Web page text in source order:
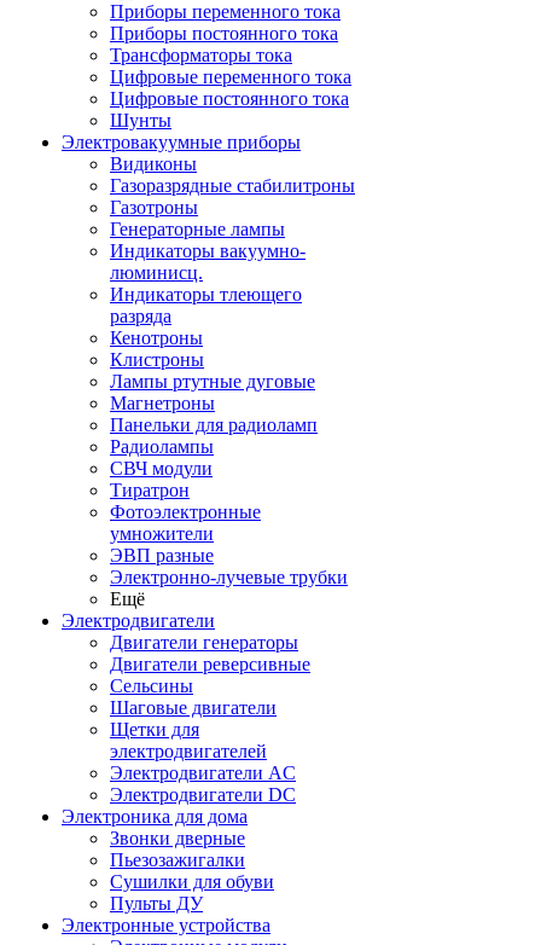
Приборы переменного тока
Приборы постоянного тока
Трансформаторы тока
Цифровые переменного тока
Цифровые постоянного тока
Шунты
Электровакуумные приборы
Видиконы
Газоразрядные стабилитроны
Газотроны
Генераторные лампы
Индикаторы вакуумно-
люминисц.
Индикаторы тлеющего
разряда
Кенотроны
Клистроны
Лампы ртутные дуговые
Магнетроны
Панельки для радиоламп
Радиолампы
СВЧ модули
Тиратрон
Фотоэлектронные
умножители
ЭВП разные
Электронно-лучевые трубки
Ещё
Электродвигатели
Двигатели генераторы
Двигатели реверсивные
Сельсины
Шаговые двигатели
Щетки для
электродвигателей
Электродвигатели AC
Электродвигатели DC
Электроника для дома
Звонки дверные
Пьезозажигалки
Сушилки для обуви
Пульты ДУ
Электронные устройства